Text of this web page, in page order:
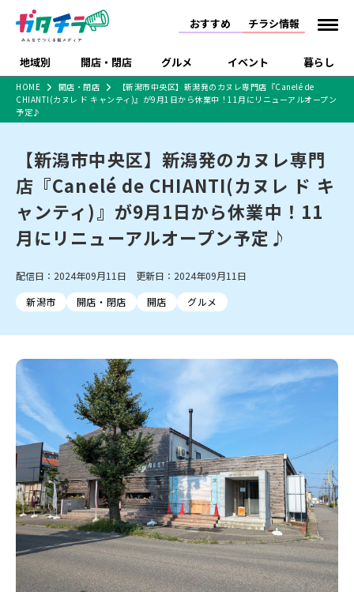
おすすめ チラシ情報
地域別 開店・閉店 グルメ イベント 暮らし
中越 上越
佐渡
新潟市中央区 新潟市東区 新潟市西区
新潟市北区
新潟市南区
新潟市江南区 新潟市秋葉区
新潟市西蒲区
村上・関川
新発田・聖籠
胎内・粟島
三条・加茂・田上
五泉・阿賀野・阿賀
燕・弥彦
長岡・見附
小千谷・十日町・津南
魚沼・南魚沼・湯沢
柏崎・刈羽・出雲崎
上越・妙高・糸魚川
リニューアル・移転 休業 開店まとめ
閉店まとめ
新潟市・開店
新潟市・閉店
長岡市・開店
ラーメン・開店
ラーメン・閉店
和食 洋食
スイーツ ランチ
ご当地グルメ 食べ歩き テイクアウト
季節・期間限定
カフェ
居酒屋・バー 焼肉
パスタ
パン・ベーカリー
タレカツ・豚カツ
デカ盛り・大盛り
旨辛・激辛
定食・町定食
そば・うどん
日本酒・新潟清酒
ワイン・クラフトビール
ケーキ・パフェ
ビアガーデン・暑気払い
忘新年会・歓送迎会
趣味・展示会 ライブ・コンサート
スポーツ
にいがた酒の陣・新潟
酒月
セミナー・講演会 子ども向け 花火大会
入場無料
住宅展示場
完成見学会 学生スポーツ アルビレックス
店
食品メーカー・県産
品
習い事・塾 アパレル・雑貨
フィットネス・ジム
観光スポット
温泉・入浴 ホテル
病院・クリニック
イオンモール
ラブラ万代・ラブラ2
ビルボードプレイスBP
新潟伊勢丹
ピア万代
リバーサイド千秋
パティオPATIO
特集・まとめ記事
セツコママ ランキング 新潟人
キャンペーン
ラーメンまとめ
飲食店まとめ
食品スーパー・コンビ
戸建住宅・マンショ
ショッピングモール・
大型施設
ドラッグストア・ホーム
センター
ファッション 生活サービス
インテリア・雑貨
外食・テイクアウト
官公庁・自治体
新潟市 チラシ
長岡・見附 チラシ
上越・妙高・糸魚川 チラシ
注目 チラシ
週末セール
火曜セール
オープン・リニューアルセール
周年祭・感謝祭セール
年末・初売りセール
HOME 開店・閉店
【新潟市中央区】新潟発のカヌレ専門店『Canelé de
CHIANTI(カヌレ ド キャンティ)』が9月1日から休業中！11月にリニューアルオープン
予定♪
【新潟市中央区】新潟発のカヌレ専門
店『Canelé de CHIANTI(カヌレ ド キ
ャンティ)』が9月1日から休業中！11
月にリニューアルオープン予定♪
配信日：2024年09月11日 更新日：2024年09月11日
新潟市
開店・閉店 開店 グルメ